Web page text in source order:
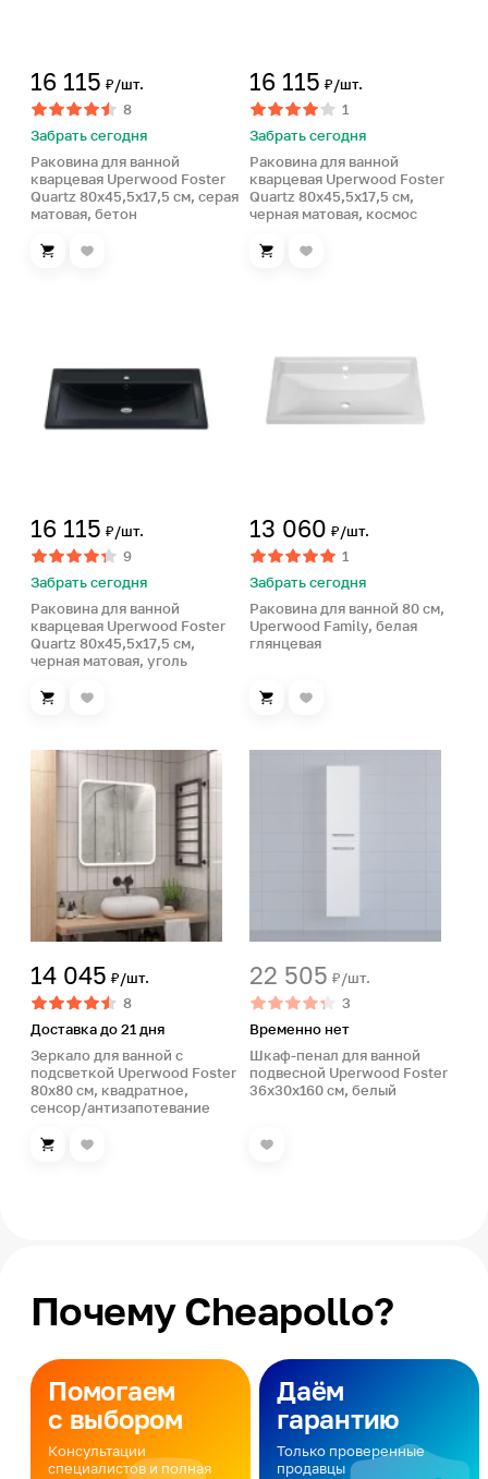
16 115 ₽/шт.
8
Забрать сегодня
Раковина для ванной
кварцевая Uperwood Foster
Quartz 80х45,5х17,5 см, серая
матовая, бетон
16 115 ₽/шт.
1
Забрать сегодня
Раковина для ванной
кварцевая Uperwood Foster
Quartz 80х45,5х17,5 см,
черная матовая, космос
16 115 ₽/шт.
9
Забрать сегодня
Раковина для ванной
кварцевая Uperwood Foster
Quartz 80х45,5х17,5 см,
черная матовая, уголь
13 060 ₽/шт.
1
Забрать сегодня
Раковина для ванной 80 см,
Uperwood Family, белая
глянцевая
14 045 ₽/шт.
8
Доставка до 21 дня
Зеркало для ванной с
подсветкой Uperwood Foster
80х80 см, квадратное,
сенсор/антизапотевание
22 505 ₽/шт.
3
Временно нет
Шкаф-пенал для ванной
подвесной Uperwood Foster
36х30х160 см, белый
Почему Cheapollo?
Помогаем
с выбором
Консультации
специалистов и полная
Даём
гарантию
Только проверенные
продавцы